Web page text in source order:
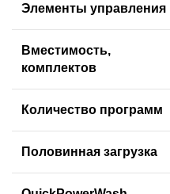
Элементы управления
Вместимость,
комплектов
Количество программ
Половинная загрузка